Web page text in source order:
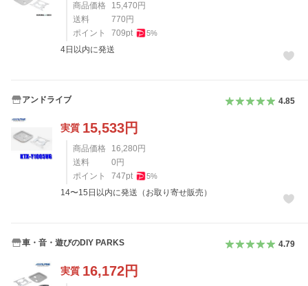
商品価格 15,470 円
送料
770 円
ポイント
709pt 5%
4日以内に発送
アンドライブ 4.85
実質 15,533円
商品価格 16,280 円
送料
0 円
ポイント
747pt 5%
14〜15日以内に発送（お取り寄せ販売）
車・音・遊びのDIY PARKS 4.79
実質 16,172円